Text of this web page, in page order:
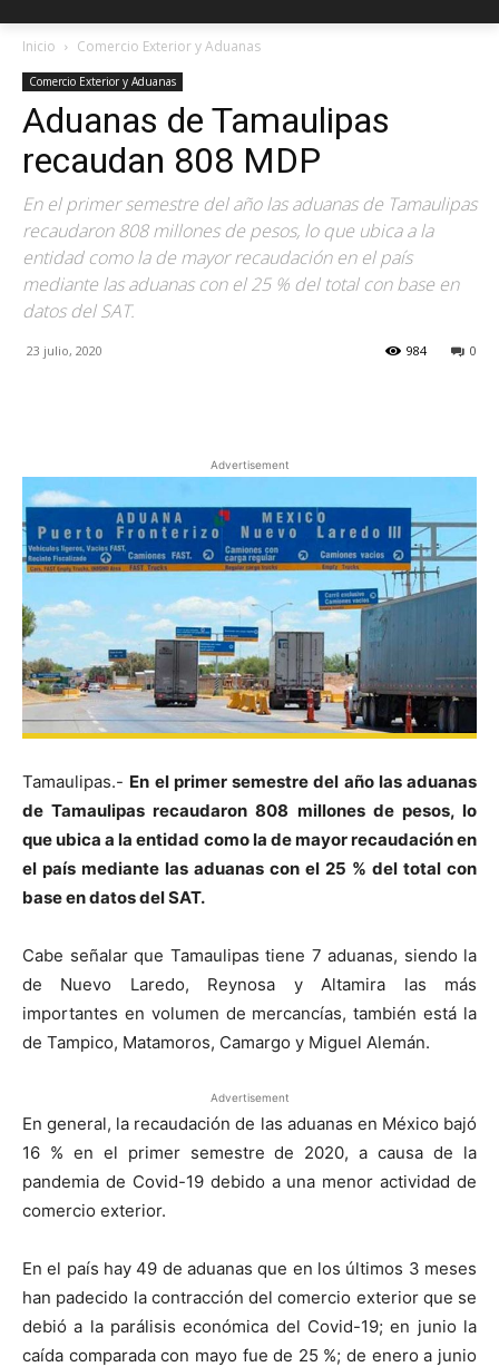
Inicio Comercio Exterior y Aduanas
Comercio Exterior y Aduanas
Aduanas de Tamaulipas
recaudan 808 MDP
En el primer semestre del año las aduanas de Tamaulipas
recaudaron 808 millones de pesos, lo que ubica a la
entidad como la de mayor recaudación en el país
mediante las aduanas con el 25 % del total con base en
datos del SAT.
23 julio, 2020 0
984
Advertisement
Tamaulipas.- En el primer semestre del año las aduanas
de Tamaulipas recaudaron 808 millones de pesos, lo
que ubica a la entidad como la de mayor recaudación en
el país mediante las aduanas con el 25 % del total con
base en datos del SAT.
Cabe señalar que Tamaulipas tiene 7 aduanas, siendo la
de Nuevo Laredo, Reynosa y Altamira las más
importantes en volumen de mercancías, también está la
de Tampico, Matamoros, Camargo y Miguel Alemán.
Advertisement
En general, la recaudación de las aduanas en México bajó
16 % en el primer semestre de 2020, a causa de la
pandemia de Covid-19 debido a una menor actividad de
comercio exterior.
En el país hay 49 de aduanas que en los últimos 3 meses
han padecido la contracción del comercio exterior que se
debió a la parálisis económica del Covid-19; en junio la
caída comparada con mayo fue de 25 %; de enero a junio